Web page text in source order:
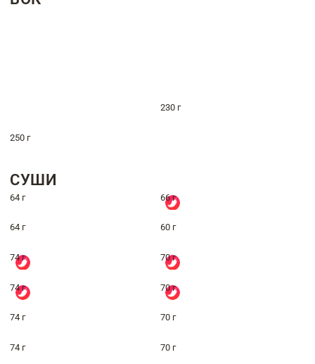
230 г
250 г
СУШИ
64 г 66 г
64 г 60 г
74 г 70 г
74 г 70 г
74 г 70 г
74 г 70 г